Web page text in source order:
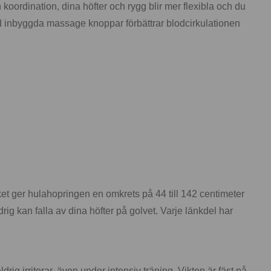
dina höfter och rygg blir mer flexibla och du
massage knoppar förbättrar blodcirkulationen
ger hulahopringen en omkrets på 44 till 142 centimeter
kan falla av dina höfter på golvet. Varje länkdel har